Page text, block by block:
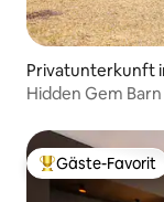
Privatunterkunft
Hidden Gem
Beliebter Gäste-
Gäste-Favorit